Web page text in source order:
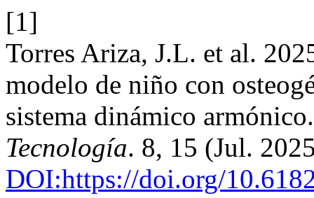
[1]
Torres Ariza, J.L. et al.
modelo de niño con
sistema dinámico
Tecnología. 8, 15 (Jul.
DOI:https://doi.org/